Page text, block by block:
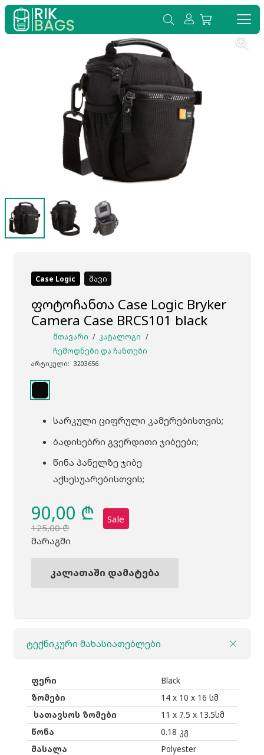
Case Logic შავი
ფოტოჩანთა Case Logic Bryker
Camera Case BRCS101 black
ᲛᲗᲐᲕᲐᲠᲘ / ᲙᲐᲢᲐᲚᲝᲒᲘ /
ᲩᲔᲛᲝᲓᲜᲔᲑᲘ ᲓᲐ ᲩᲐᲜᲗᲔᲑᲘ
არტიკული: 3203656
სარკული ციფრული კამერებისთვის;
ბადისებრი გვერდითი ჯიბეები;
წინა პანელზე ჯიბე
აქსესუარებისთვის;
125,00₾
Original
was:
90,00 ₾
Current
Sale
მარაგში
რაოდენობა:
Bryker
Case
BRCS101
black
კალათაში დამატება
ტექნიკური მახასიათებლები
ფერი
Black
ზომები
14 x 10 x 16 სმ
სათავსოს ზომები
11 x 7.5 x 13.5სმ
წონა
0.18 კგ
მასალა
Polyester